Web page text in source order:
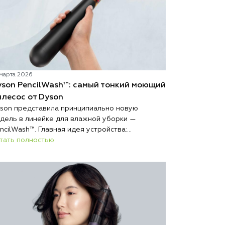
2026
PencilWash™: самый тонкий моющий
от Dyson
представила принципиально новую
в линейке для влажной уборки —
Главная идея устройства:
и лёгкий корпус без каких-либо
полностью